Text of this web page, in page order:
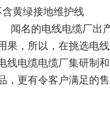
含黄绿接地维护
名的电线电缆厂出产
果，所以，在挑选电
线电缆电缆厂集研制
，更有令客户满足的